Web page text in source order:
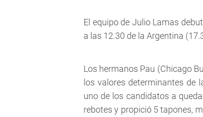
El equipo de Julio Lamas
a las 12.30 de la Argentina
Los hermanos Pau (Chicago
los valores determinantes de
uno de los candidatos a
rebotes y propició 5 tapones,